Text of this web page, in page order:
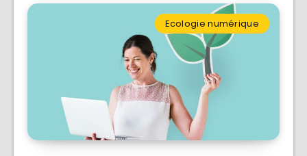
Ecologie numérique